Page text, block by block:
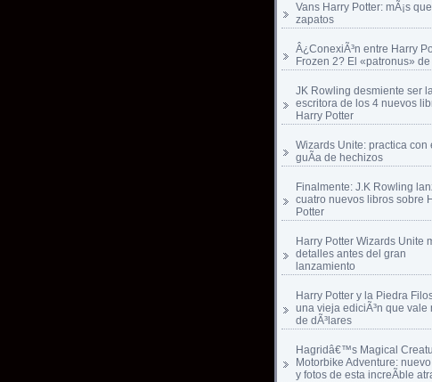
Vans Harry Potter: mÃ¡s
zapatos
Â¿ConexiÃ³n entre Harry
Frozen 2? El «patronus»
JK Rowling desmiente ser
escritora de los 4 nuevos
Harry Potter
Wizards Unite: practica con
guÃ­a de hechizos
Finalmente: J.K Rowling
cuatro nuevos libros sobre
Potter
Harry Potter Wizards Unite
detalles antes del gran
lanzamiento
Harry Potter y la Piedra
una vieja ediciÃ³n que vale
de dÃ³lares
Hagridâ€™s Magical
Motorbike Adventure:
y fotos de esta increÃ­ble